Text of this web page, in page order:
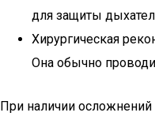
для защиты
Хирургическая
Она обычно
При наличии осложнений